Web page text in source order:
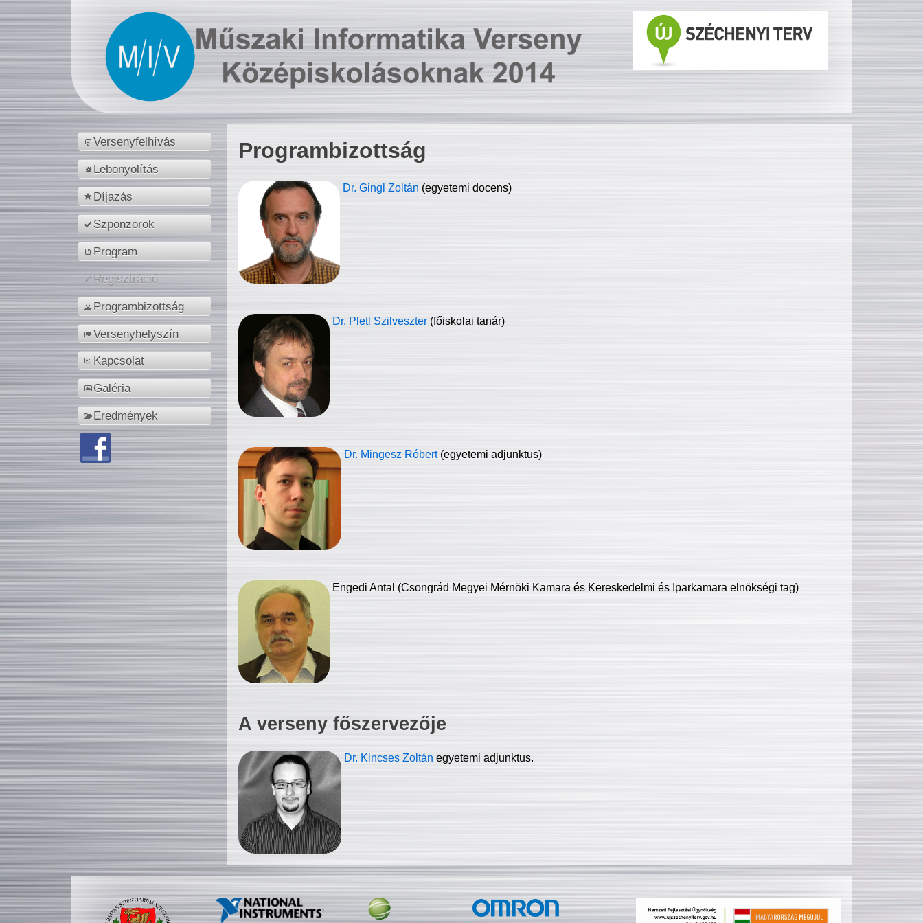
Versenyfelhívás
Lebonyolítás
Díjazás
Szponzorok
Program
Regisztráció
Programbizottság
Versenyhelyszín
Kapcsolat
Galéria
Eredmények
Programbizottság
Dr. Gingl Zoltán (egyetemi docens)
Dr. Pletl Szilveszter (főiskolai tanár)
Dr. Mingesz Róbert (egyetemi adjunktus)
Engedi Antal (Csongrád Megyei Mérnöki Kamara és Kereskedelmi és Iparkamara elnökségi tag)
A verseny főszervezője
Dr. Kincses Zoltán egyetemi adjunktus.